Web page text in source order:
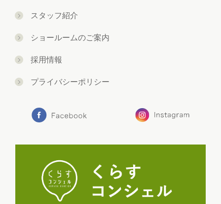
スタッフ紹介
ショールームのご案内
採用情報
プライバシーポリシー